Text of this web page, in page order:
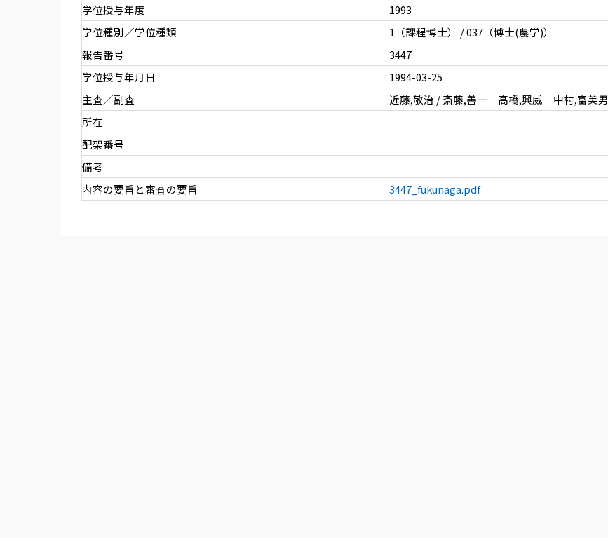
学位授与年度
1993
学位種別／学位種類
1（課程博士） / 037（博士(農学)）
報告番号
3447
学位授与年月日
1994-03-25
主査／副査
近藤,敬治 / 斎藤,善一 高橋,興威 中村,富美男
所在
配架番号
備考
内容の要旨と審査の要旨
3447_fukunaga.pdf